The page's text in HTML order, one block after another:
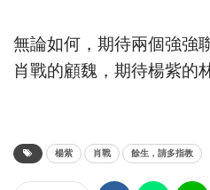
無論如何，期待兩個強強
肖戰的顧魏，期待楊紫的
楊紫 肖戰 餘生，請多指教